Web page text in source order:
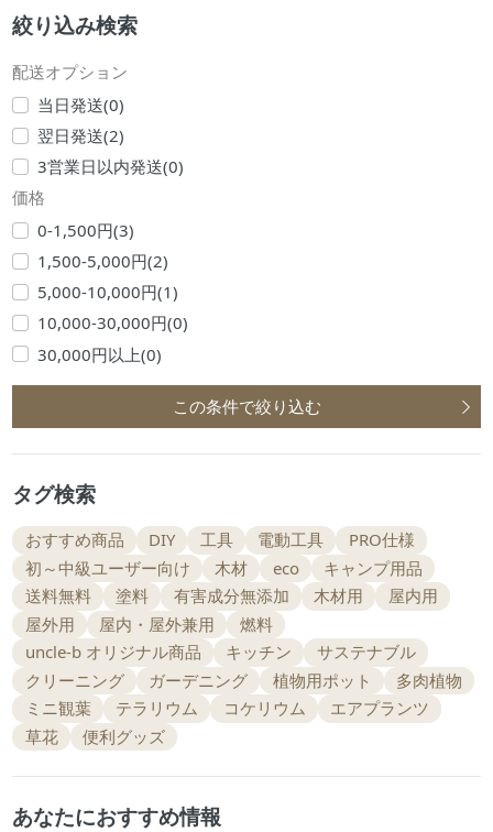
絞り込み検索
配送オプション
当日発送(0)
翌日発送(2)
3営業日以内発送(0)
価格
0-1,500円(3)
1,500-5,000円(2)
5,000-10,000円(1)
10,000-30,000円(0)
30,000円以上(0)
この条件で絞り込む
タグ検索
おすすめ商品 DIY 工具 電動工具
PRO仕様
初～中級ユーザー向け
木材 eco
キャンプ用品
送料無料
塗料 有害成分無添加 木材用
屋内用
屋外用
屋内・屋外兼用
燃料
uncle-b オリジナル商品
キッチン
サステナブル
クリーニング
ガーデニング 植物用ポット
多肉植物
ミニ観葉
テラリウム コケリウム
エアプランツ
草花
便利グッズ
あなたにおすすめ情報